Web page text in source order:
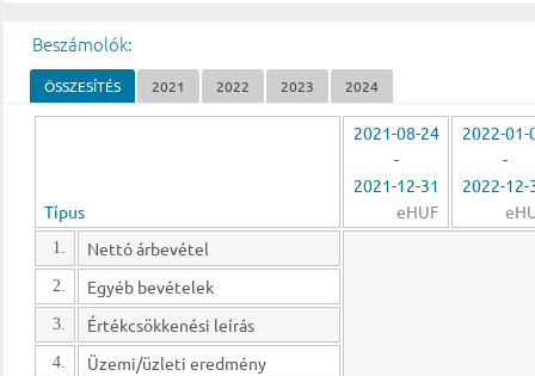
Beszámolók:
ÖSSZESÍTÉS 2021 2022 2023 2024
Típus
2021-08-24
-
2021-12-31
eHUF
2022-01-
-
2022-12-
1. Nettó árbevétel
2. Egyéb bevételek
3. Értékcsökkenési leírás
4. Üzemi/üzleti eredmény